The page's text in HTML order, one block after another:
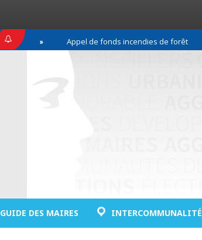
Appel de fonds incendies de forêt
GUIDE DES MAIRES INTERCOMMUNALITÉ